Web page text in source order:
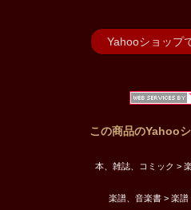
Yahooショップ
この商品のYahoo
本、雑誌、コミック >
楽譜、音楽書 > 楽